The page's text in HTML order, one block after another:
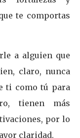
te comportas
a alguien que
claro, nunca
ti como tú para
tienen más
por lo
claridad.